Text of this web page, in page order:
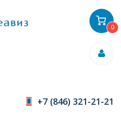
+7 (846) 321-21-21
0